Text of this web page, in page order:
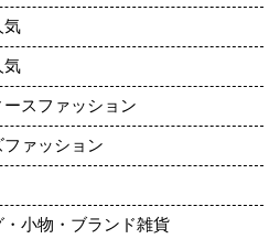
気
気
ースファッション
ファッション
・小物・ブランド雑貨